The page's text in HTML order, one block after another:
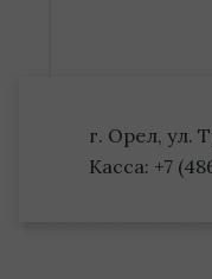
г. Орел, ул.
Касса: +7